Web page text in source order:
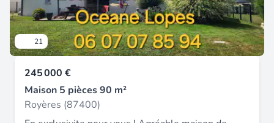
village dynamique proche de Limoges et Accès
A20 à 10 min Venez visiter !
21
245 000 €
Maison 5 pièces 90 m²
Royères (87400)